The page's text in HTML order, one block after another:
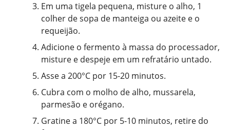
Em uma tigela pequena, misture o alho, 1
colher de sopa de manteiga ou azeite e o
requeijão.
Adicione o fermento à massa do processador,
misture e despeje em um refratário untado.
Asse a 200°C por 15-20 minutos.
Cubra com o molho de alho, mussarela,
parmesão e orégano.
Gratine a 180°C por 5-10 minutos, retire do